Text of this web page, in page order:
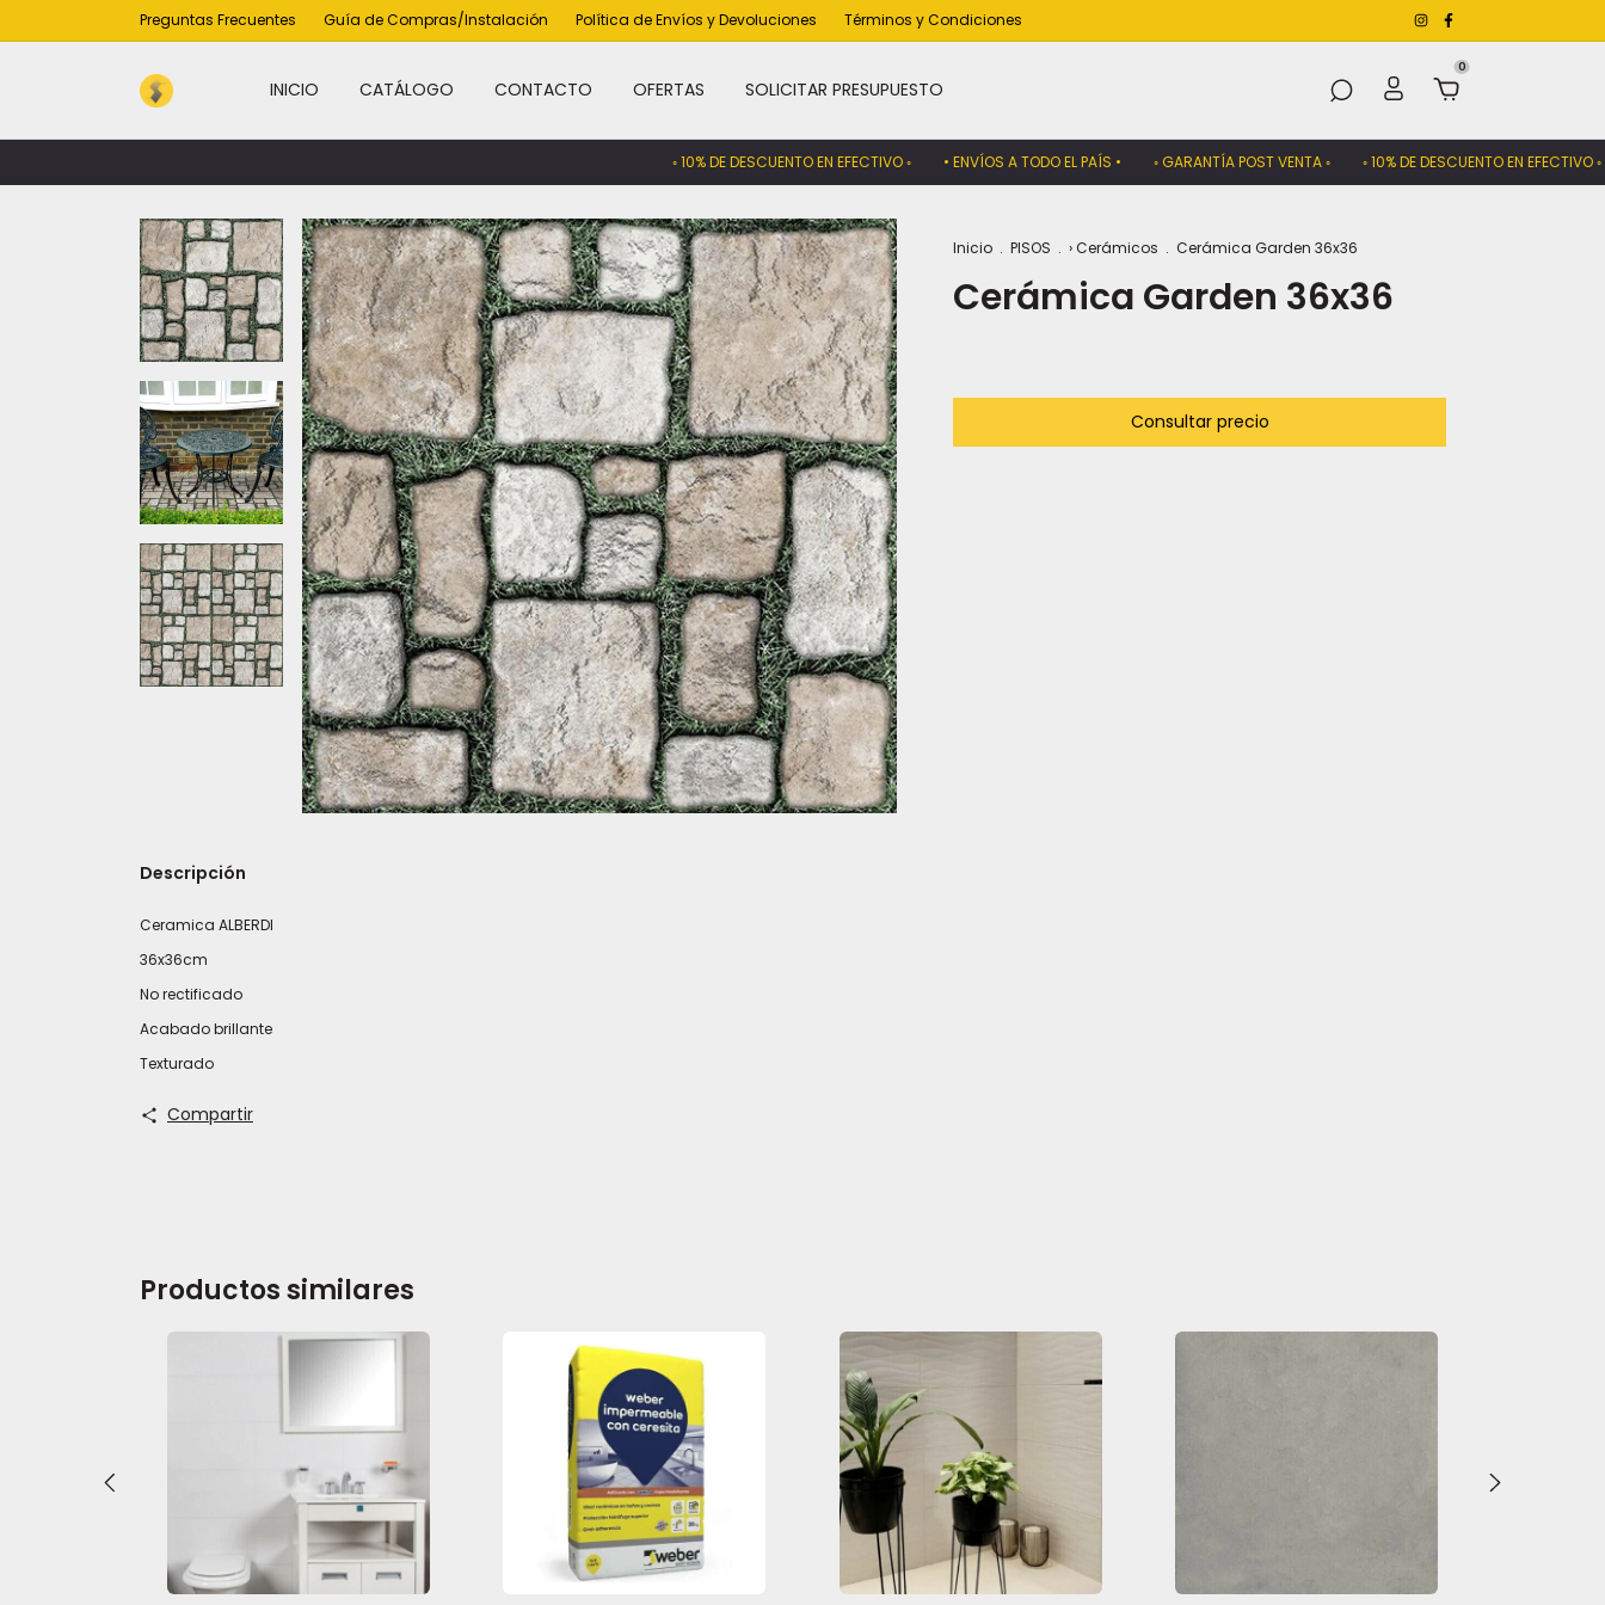
Preguntas Frecuentes Guía de Compras/Instalación Política de Envíos y Devoluciones Términos y Condiciones
INICIO CATÁLOGO CONTACTO OFERTAS SOLICITAR PRESUPUESTO
0
◦ 10% DE DESCUENTO EN EFECTIVO ◦ • ENVÍOS A TODO EL PAÍS • ◦ GARANTÍA POST VENTA ◦ ◦ 10% DE DESCUENTO EN EFECTIVO ◦
Inicio . PISOS . › Cerámicos . Cerámica Garden 36x36
Cerámica Garden 36x36
Descripción
Ceramica ALBERDI
36x36cm
No rectificado
Acabado brillante
Texturado
Compartir
Productos similares